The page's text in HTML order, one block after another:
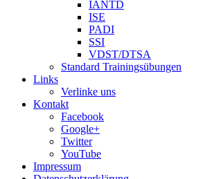
IANTD
ISE
PADI
SSI
VDST/DTSA
Standard Trainingsübungen
Links
Verlinke uns
Kontakt
Facebook
Google+
Twitter
YouTube
Impressum